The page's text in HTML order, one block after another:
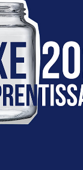
PRÉSENTATION
La
Félix Guyon
Le CRCSI
ensuite les
l’enfant. Il